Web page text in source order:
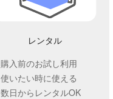
レンタル
購入前のお試し利用
使いたい時に使える
数日からレンタルOK